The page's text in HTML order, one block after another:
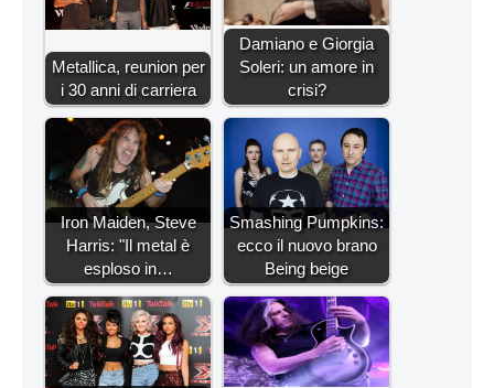
Metallica, reunion per
i 30 anni di carriera
Damiano e Giorgia
Soleri: un amore in
crisi?
Iron Maiden, Steve
Harris: "Il metal è
esploso in…
Smashing Pumpkins:
ecco il nuovo brano
Being beige